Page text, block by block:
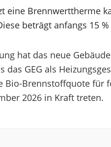
eine Brennwerttherme
beträgt anfangs 15
hat das neue
das GEG als
Bio-Brennstoffquote für
2026 in Kraft treten.